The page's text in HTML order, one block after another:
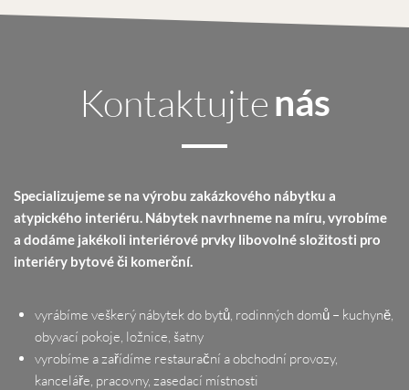
Kontaktujtenás
Specializujeme se na výrobu zakázkového nábytku a
atypického interiéru. Nábytek navrhneme na míru, vyrobíme
a dodáme jakékoli interiérové prvky libovolné složitosti pro
interiéry bytové či komerční.
vyrábíme veškerý nábytek do bytů, rodinných domů – kuchyně,
obyvací pokoje, ložnice, šatny
vyrobíme a zařídíme restaurační a obchodní provozy,
kanceláře, pracovny, zasedací místnosti